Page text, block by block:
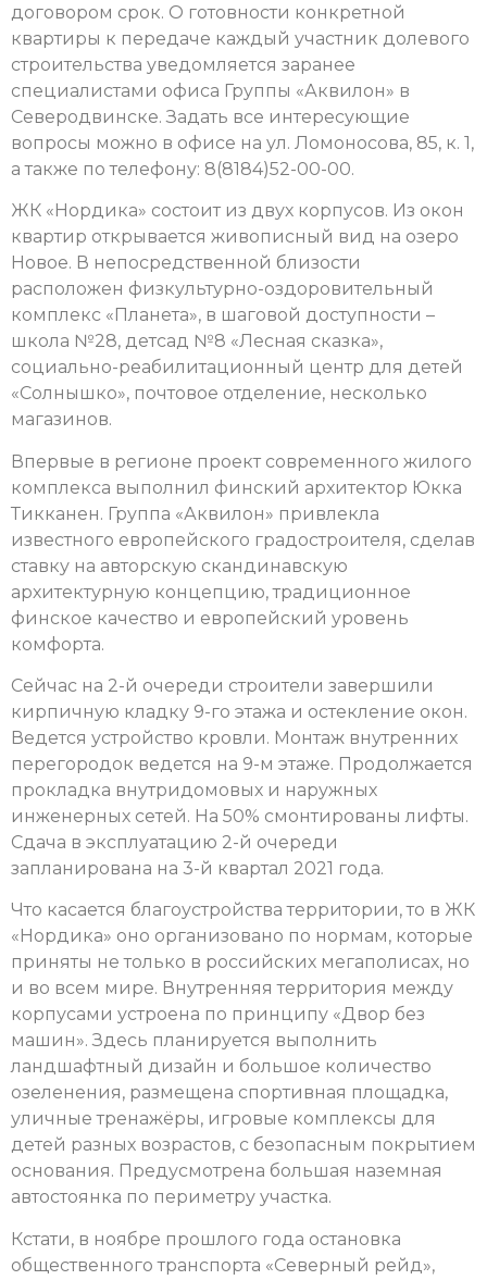
договором срок. О готовности конкретной
квартиры к передаче каждый участник долевого
строительства уведомляется заранее
специалистами офиса Группы «Аквилон» в
Северодвинске. Задать все интересующие
вопросы можно в офисе на ул. Ломоносова, 85, к. 1,
а также по телефону: 8(8184)52-00-00.
ЖК «Нордика» состоит из двух корпусов. Из окон
квартир открывается живописный вид на озеро
Новое. В непосредственной близости
расположен физкультурно-оздоровительный
комплекс «Планета», в шаговой доступности –
школа №28, детсад №8 «Лесная сказка»,
социально-реабилитационный центр для детей
«Солнышко», почтовое отделение, несколько
магазинов.
Впервые в регионе проект современного жилого
комплекса выполнил финский архитектор Юкка
Тикканен. Группа «Аквилон» привлекла
известного европейского градостроителя, сделав
ставку на авторскую скандинавскую
архитектурную концепцию, традиционное
финское качество и европейский уровень
комфорта.
Сейчас на 2-й очереди строители завершили
кирпичную кладку 9-го этажа и остекление окон.
Ведется устройство кровли. Монтаж внутренних
перегородок ведется на 9-м этаже. Продолжается
прокладка внутридомовых и наружных
инженерных сетей. На 50% смонтированы лифты.
Сдача в эксплуатацию 2-й очереди
запланирована на 3-й квартал 2021 года.
Что касается благоустройства территории, то в ЖК
«Нордика» оно организовано по нормам, которые
приняты не только в российских мегаполисах, но
и во всем мире. Внутренняя территория между
корпусами устроена по принципу «Двор без
машин». Здесь планируется выполнить
ландшафтный дизайн и большое количество
озеленения, размещена спортивная площадка,
уличные тренажёры, игровые комплексы для
детей разных возрастов, с безопасным покрытием
основания. Предусмотрена большая наземная
автостоянка по периметру участка.
Кстати, в ноябре прошлого года остановка
общественного транспорта «Северный рейд»,